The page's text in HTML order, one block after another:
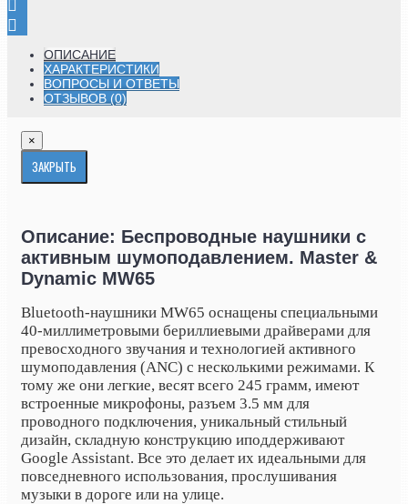
ОПИСАНИЕ
ХАРАКТЕРИСТИКИ
ВОПРОСЫ И ОТВЕТЫ
ОТЗЫВОВ (0)
×
ЗАКРЫТЬ
Описание: Беспроводные наушники с
активным шумоподавлением. Master &
Dynamic MW65
Bluetooth-наушники MW65 оснащены специальными
40-миллиметровыми бериллиевыми драйверами для
превосходного звучания и технологией активного
шумоподавления (ANC) с несколькими режимами. К
тому же они легкие, весят всего 245 грамм, имеют
встроенные микрофоны, разъем 3.5 мм для
проводного подключения, уникальный стильный
дизайн, складную конструкцию иподдерживают
Google Assistant. Все это делает их идеальными для
повседневного использования, прослушивания
музыки в дороге или на улице.